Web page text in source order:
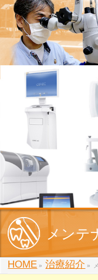
メンテ
HOME » 治療紹介 »